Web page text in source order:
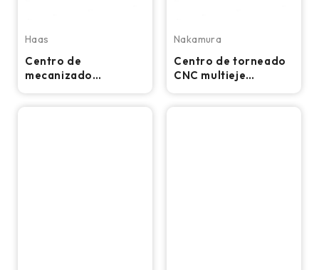
Haas
Centro de
mecanizado
Nakamura
Centro de torneado
CNC multieje